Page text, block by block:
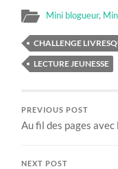
Mini blogueur,
CHALLENGE
LECTURE JEUNESSE
PREVIOUS POST
Au fil des pages
NEXT POST